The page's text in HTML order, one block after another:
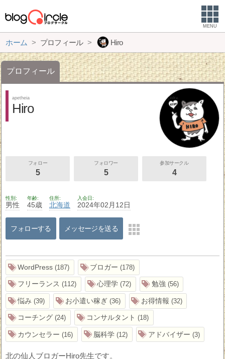
MENU
ホーム プロフィール Hiro
プロフィール
apetheia
Hiro
フォロー
5
フォロワー
5
参加サークル
4
性別
男性
年齢
45歳
住所
北海道
入会日
2024年02月12日
フォローする メッセージを送る
WordPress 187 ブロガー 178
フリーランス 112 心理学 72 勉強 56
悩み 39 お小遣い稼ぎ 36 お得情報 32
コーチング 24 コンサルタント 18
カウンセラー 16 脳科学 12 アドバイザー 3
北の仙人ブロガーHiro先生です。